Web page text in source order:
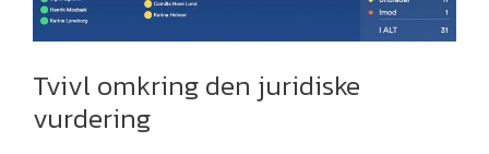
Tvivl omkring den juridiske
vurdering